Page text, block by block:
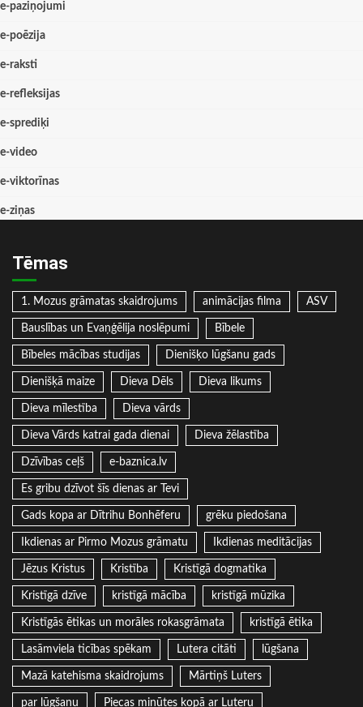
e-paziņojumi
e-poēzija
e-raksti
e-refleksijas
e-sprediķi
e-video
e-viktorīnas
e-ziņas
Tēmas
1. Mozus grāmatas skaidrojums animācijas filma ASV
Bauslības un Evaņģēlija noslēpumi Bībele
Bībeles mācības studijas Dienišķo lūgšanu gads
Dienišķā maize Dieva Dēls Dieva likums
Dieva mīlestība Dieva vārds
Dieva Vārds katrai gada dienai Dieva žēlastība
Dzīvības ceļš e-baznica.lv
Es gribu dzīvot šīs dienas ar Tevi
Gads kopa ar Dītrihu Bonhēferu grēku piedošana
Ikdienas ar Pirmo Mozus grāmatu Ikdienas meditācijas
Jēzus Kristus Kristība Kristīgā dogmatika
Kristīgā dzīve kristīgā mācība kristīgā mūzika
Kristīgās ētikas un morāles rokasgrāmata kristīgā ētika
Lasāmviela ticības spēkam Lutera citāti lūgšana
Mazā katehisma skaidrojums Mārtiņš Luters
par lūgšanu Piecas minūtes kopā ar Luteru